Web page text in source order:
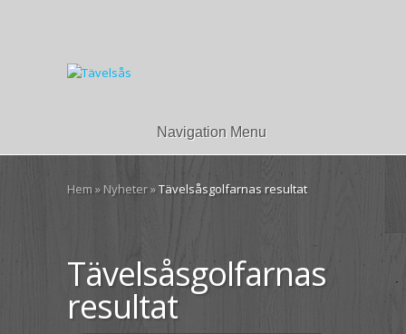
Navigation Menu
Hem » Nyheter»Tävelsåsgolfarnas resultat
Tävelsåsgolfarnas
resultat